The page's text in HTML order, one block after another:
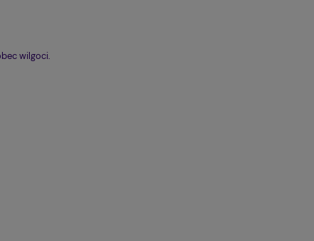
wilgoci.